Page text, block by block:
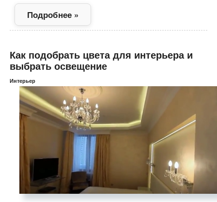
Подробнее »
Как подобрать цвета для интерьера и
выбрать освещение
Интерьер